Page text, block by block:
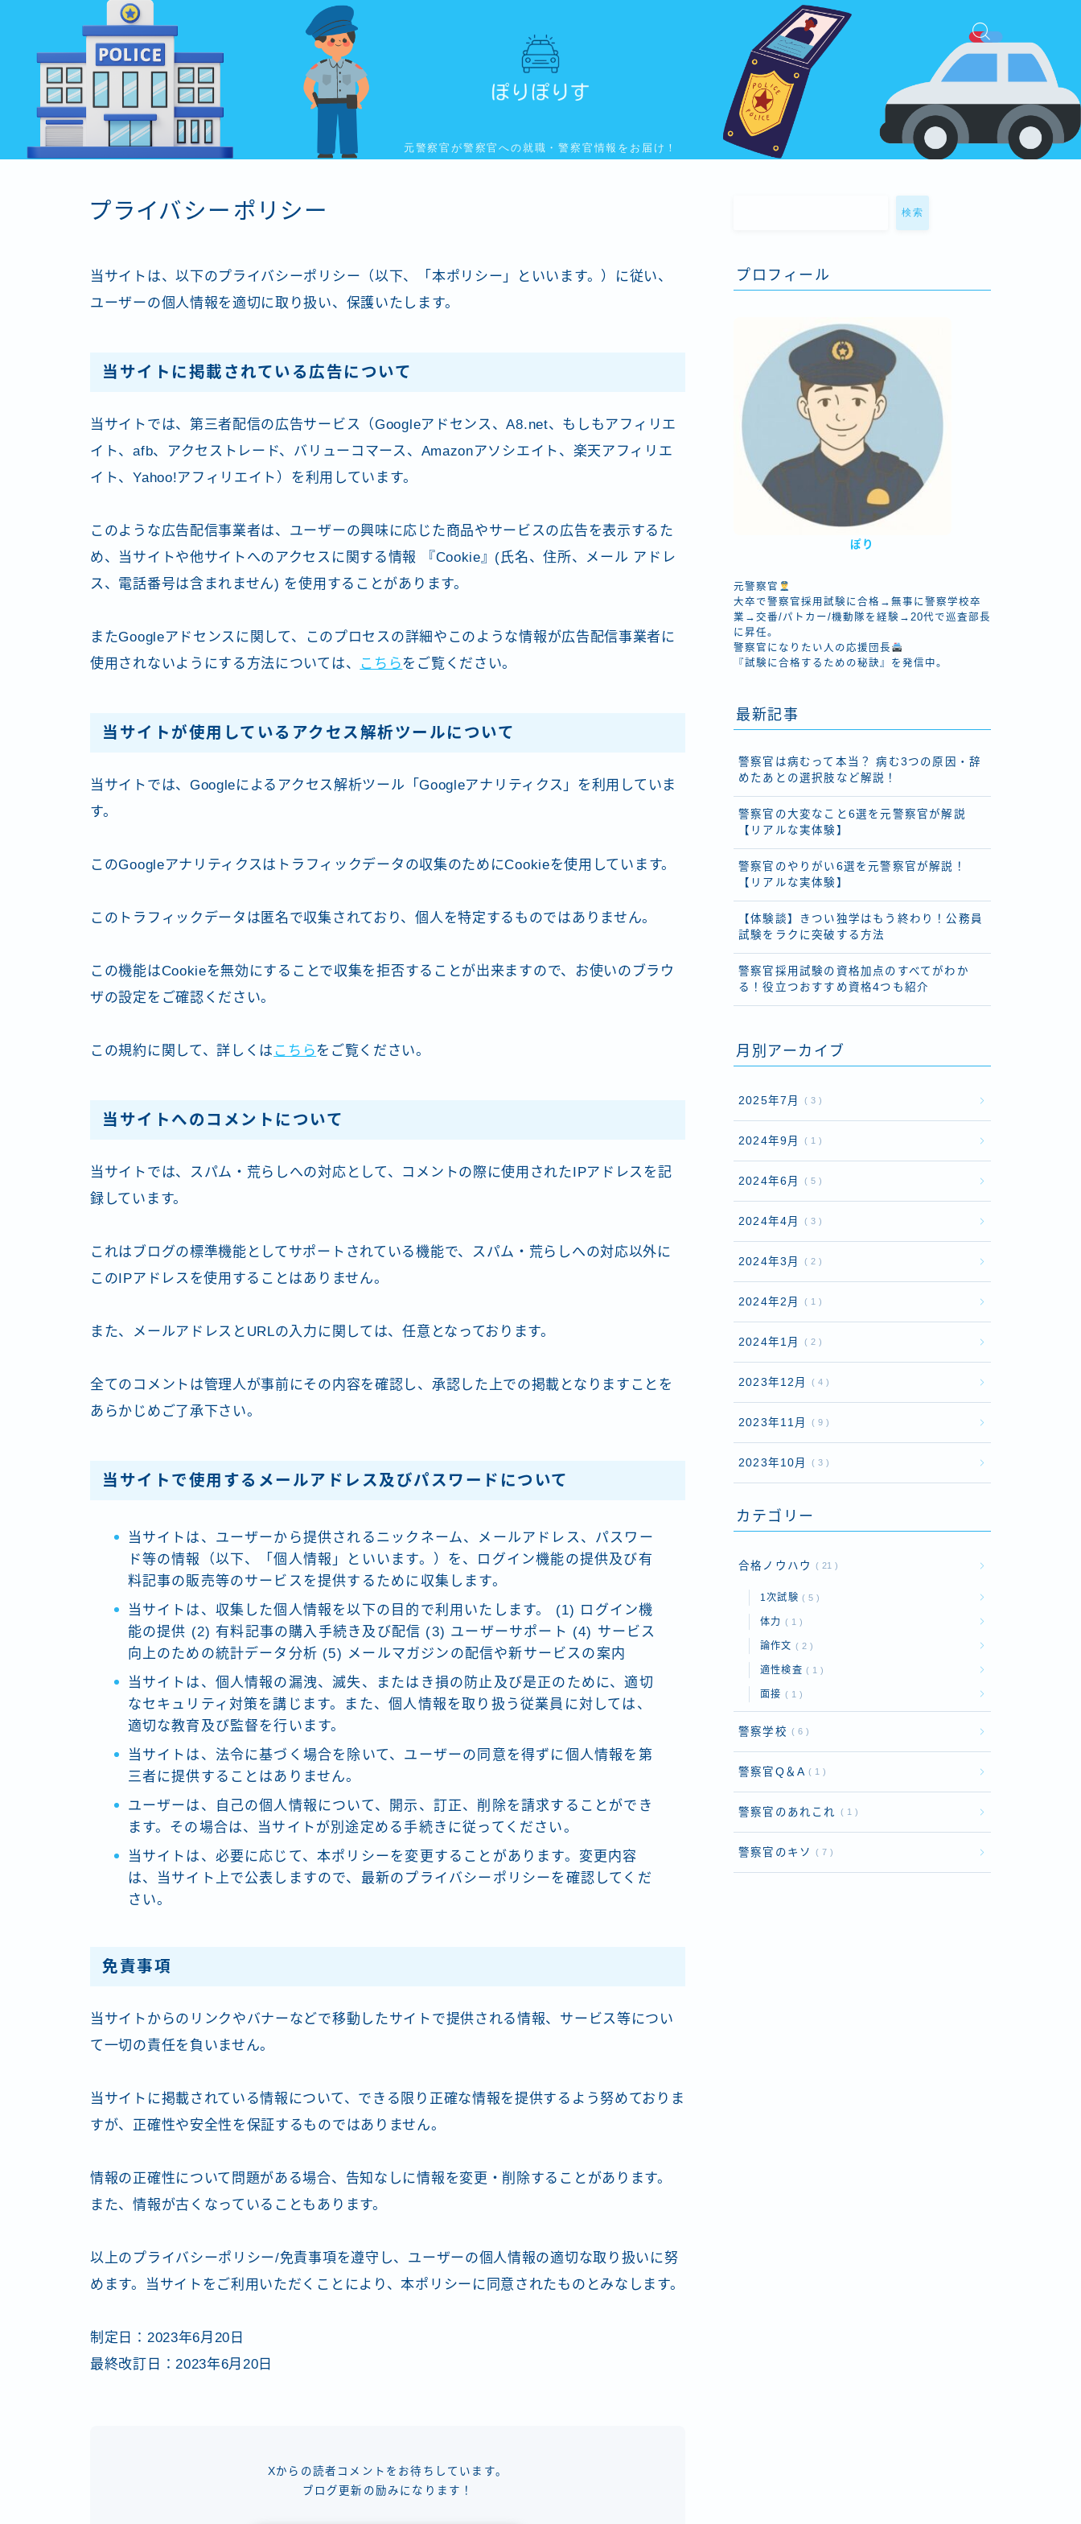
元警察官が警察官への就職・警察官情報をお届け！
プライバシーポリシー
当サイトは、以下のプライバシーポリシー（以下、「本ポリシー」といいます。）に従い、
ユーザーの個人情報を適切に取り扱い、保護いたします。
当サイトに掲載されている広告について
当サイトでは、第三者配信の広告サービス（Googleアドセンス、A8.net、もしもアフィリエ
イト、afb、アクセストレード、バリューコマース、Amazonアソシエイト、楽天アフィリエ
イト、Yahoo!アフィリエイト）を利用しています。
このような広告配信事業者は、ユーザーの興味に応じた商品やサービスの広告を表示するた
め、当サイトや他サイトへのアクセスに関する情報 『Cookie』(氏名、住所、メール アドレ
ス、電話番号は含まれません) を使用することがあります。
またGoogleアドセンスに関して、このプロセスの詳細やこのような情報が広告配信事業者に
使用されないようにする方法については、
こちらをご覧ください。
当サイトが使用しているアクセス解析ツールについて
当サイトでは、Googleによるアクセス解析ツール「Googleアナリティクス」を利用していま
す。
このGoogleアナリティクスはトラフィックデータの収集のためにCookieを使用しています。
このトラフィックデータは匿名で収集されており、個人を特定するものではありません。
この機能はCookieを無効にすることで収集を拒否することが出来ますので、お使いのブラウ
ザの設定をご確認ください。
この規約に関して、詳しくは こちらをご覧ください。
当サイトへのコメントについて
当サイトでは、スパム・荒らしへの対応として、コメントの際に使用されたIPアドレスを記
録しています。
これはブログの標準機能としてサポートされている機能で、スパム・荒らしへの対応以外に
このIPアドレスを使用することはありません。
また、メールアドレスとURLの入力に関しては、任意となっております。
全てのコメントは管理人が事前にその内容を確認し、承認した上での掲載となりますことを
あらかじめご了承下さい。
当サイトで使用するメールアドレス及びパスワードについて
当サイトは、ユーザーから提供されるニックネーム、メールアドレス、パスワー
ド等の情報（以下、「個人情報」といいます。）を、ログイン機能の提供及び有
料記事の販売等のサービスを提供するために収集します。
当サイトは、収集した個人情報を以下の目的で利用いたします。 (1) ログイン機
能の提供 (2) 有料記事の購入手続き及び配信 (3) ユーザーサポート (4) サービス
向上のための統計データ分析 (5) メールマガジンの配信や新サービスの案内
当サイトは、個人情報の漏洩、滅失、またはき損の防止及び是正のために、適切
なセキュリティ対策を講じます。また、個人情報を取り扱う従業員に対しては、
適切な教育及び監督を行います。
当サイトは、法令に基づく場合を除いて、ユーザーの同意を得ずに個人情報を第
三者に提供することはありません。
ユーザーは、自己の個人情報について、開示、訂正、削除を請求することができ
ます。その場合は、当サイトが別途定める手続きに従ってください。
当サイトは、必要に応じて、本ポリシーを変更することがあります。変更内容
は、当サイト上で公表しますので、最新のプライバシーポリシーを確認してくだ
さい。
免責事項
当サイトからのリンクやバナーなどで移動したサイトで提供される情報、サービス等につい
て一切の責任を負いません。
当サイトに掲載されている情報について、できる限り正確な情報を提供するよう努めておりま
すが、正確性や安全性を保証するものではありません。
情報の正確性について問題がある場合、告知なしに情報を変更・削除することがあります。
また、情報が古くなっていることもあります。
以上のプライバシーポリシー/免責事項を遵守し、ユーザーの個人情報の適切な取り扱いに努
めます。当サイトをご利用いただくことにより、本ポリシーに同意されたものとみなします。
制定日：2023年6月20日
最終改訂日：2023年6月20日
Xからの読者コメントをお待ちしています。
ブログ更新の励みになります！
検索
プロフィール
ぽり
元警察官
大卒で警察官採用試験に合格→無事に警察学校卒
業→交番/パトカー/機動隊を経験→20代で巡査部長
に昇任。
警察官になりたい人の応援団長
『試験に合格するための秘訣』を発信中。
最新記事
警察官は病むって本当？ 病む3つの原因・辞
めたあとの選択肢など解説！
警察官の大変なこと6選を元警察官が解説
【リアルな実体験】
警察官のやりがい6選を元警察官が解説！
【リアルな実体験】
【体験談】きつい独学はもう終わり！公務員
試験をラクに突破する方法
警察官採用試験の資格加点のすべてがわか
る！役立つおすすめ資格4つも紹介
月別アーカイブ
2025年7月 3
2024年9月 1
2024年6月 5
2024年4月 3
2024年3月 2
2024年2月 1
2024年1月 2
2023年12月 4
2023年11月 9
2023年10月 3
カテゴリー
合格ノウハウ 21
1次試験 5
体力 1
論作文 2
適性検査 1
面接 1
警察学校 6
警察官Q＆A 1
警察官のあれこれ 1
警察官のキソ 7